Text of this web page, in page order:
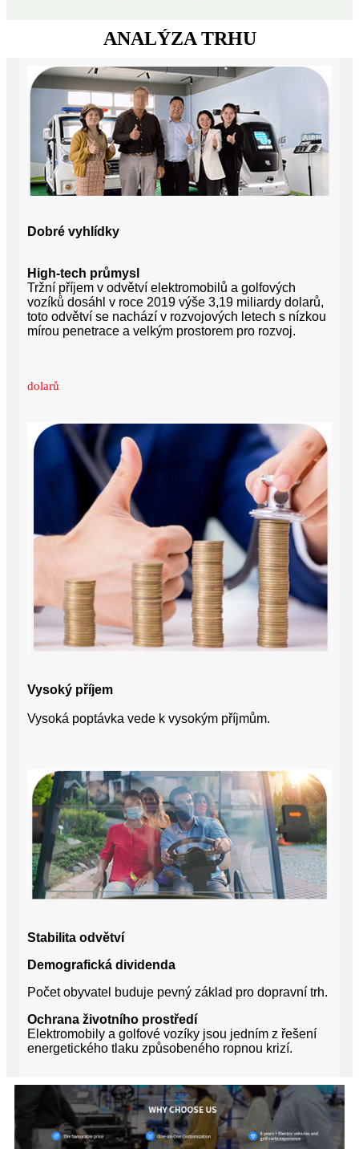
ANALÝZA TRHU
Dobré vyhlídky
High-tech průmysl
Tržní příjem v odvětví elektromobilů a golfových
vozíků dosáhl v roce 2019 výše 3,19 miliardy dolarů,
toto odvětví se nachází v rozvojových letech s nízkou
mírou penetrace a velkým prostorem pro rozvoj.
dolarů
Vysoký příjem
Vysoká poptávka vede k vysokým příjmům.
Stabilita odvětví
Demografická dividenda
Počet obyvatel buduje pevný základ pro dopravní trh.
Ochrana životního prostředí
Elektromobily a golfové vozíky jsou jedním z řešení
energetického tlaku způsobeného ropnou krizí.